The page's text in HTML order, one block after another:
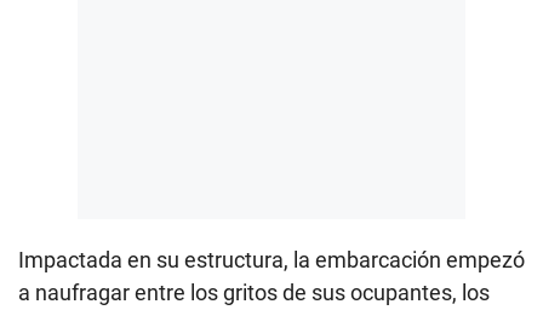
Impactada en su estructura, la embarcación empezó
a naufragar entre los gritos de sus ocupantes, los